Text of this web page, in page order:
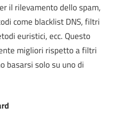
il rilevamento dello spam,
come blacklist DNS, filtri
euristici, ecc. Questo
migliori rispetto a filtri
basarsi solo su uno di